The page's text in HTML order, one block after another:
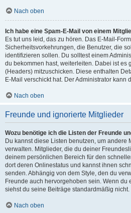
Nach oben
Ich habe eine Spam-E-Mail von einem
Es tut uns leid, das zu hören. Das E-Mail-
Sicherheitsvorkehrungen, die Benutzer, die
identifizieren sollen. Du solltest einem
du bekommen hast, weiterleiten. Dabei ist es
(Headers) mitzuschicken. Diese enthalten
E-Mail verschickt hat. Der Administrator kann
Nach oben
Freunde und ignorierte Mitglieder
Wozu benötige ich die Listen der Freunde
Du kannst diese Listen benutzen, um andere
verwalten. Mitglieder, die du deiner
deinem persönlichen Bereich für den
dort deren Onlinestatus und kannst ihnen
senden. Abhängig von dem Style, den du
Freunde auch hervorgehoben sein. Wenn du
siehst du seine Beiträge standardmäßig nicht.
Nach oben